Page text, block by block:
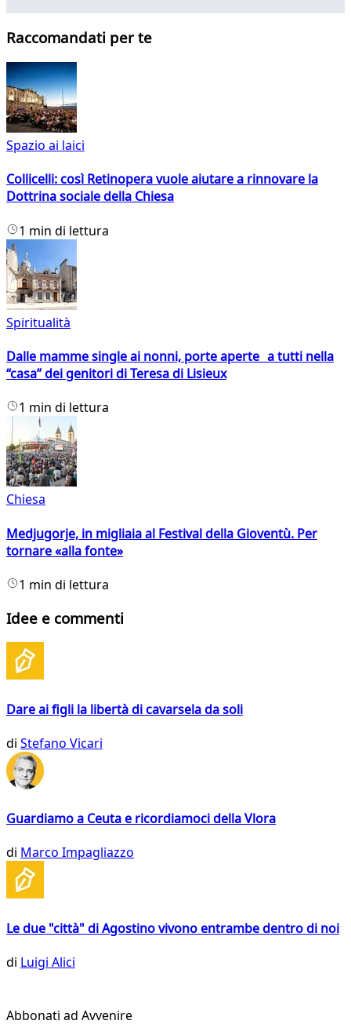
Raccomandati per te
Spazio ai laici
Collicelli: così Retinopera vuole aiutare a rinnovare la
Dottrina sociale della Chiesa
1 min di lettura
Spiritualità
Dalle mamme single ai nonni, porte aperte a tutti nella
“casa” dei genitori di Teresa di Lisieux
1 min di lettura
Chiesa
Medjugorje, in migliaia al Festival della Gioventù. Per
tornare «alla fonte»
1 min di lettura
Idee e commenti
Dare ai figli la libertà di cavarsela da soli
di Stefano Vicari
Guardiamo a Ceuta e ricordiamoci della Vlora
di Marco Impagliazzo
Le due "città" di Agostino vivono entrambe dentro di noi
di Luigi Alici
Abbonati ad Avvenire